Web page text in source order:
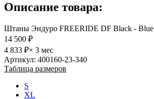
Описание товара:
Штаны Эндуро FREERIDE DF Black - Blue
14 500 ₽
4 833 ₽× 3 мес
Артикул: 400160-23-340
Таблица размеров
S
XL